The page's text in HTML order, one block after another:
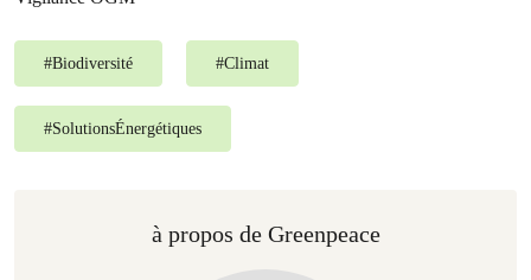
#Biodiversité #Climat
#SolutionsÉnergétiques
à propos de Greenpeace